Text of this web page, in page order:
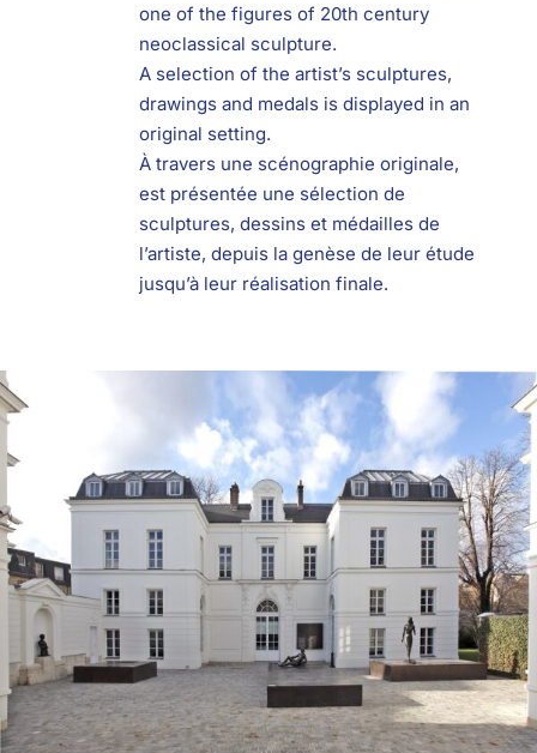
one of the figures of 20th century
neoclassical sculpture.
A selection of the artist’s sculptures,
drawings and medals is displayed in an
original setting.
À travers une scénographie originale,
est présentée une sélection de
sculptures, dessins et médailles de
l’artiste, depuis la genèse de leur étude
jusqu’à leur réalisation finale.